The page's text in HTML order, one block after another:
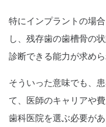
特にインプラントの場
し、残存歯の歯槽骨の
診断できる能力が求めら
そういった意味でも、
て、医師のキャリアや
歯科医院を選ぶ必要があ